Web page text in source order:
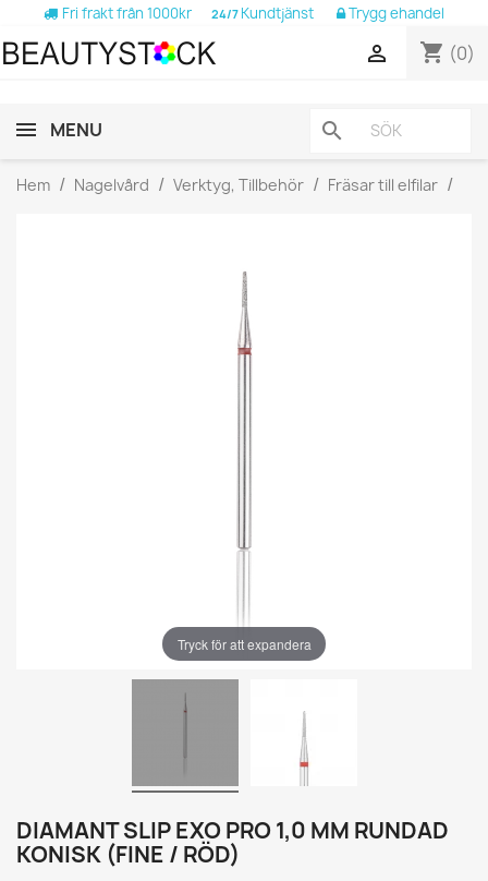
Fri frakt från 1000kr 24/7 Kundtjänst Trygg ehandel
shopping_cart (0)

MENU search
Hem Nagelvård Verktyg, Tillbehör Fräsar till elfilar
Tryck för att expandera
DIAMANT SLIP EXO PRO 1,0 MM RUNDAD
KONISK (FINE / RÖD)